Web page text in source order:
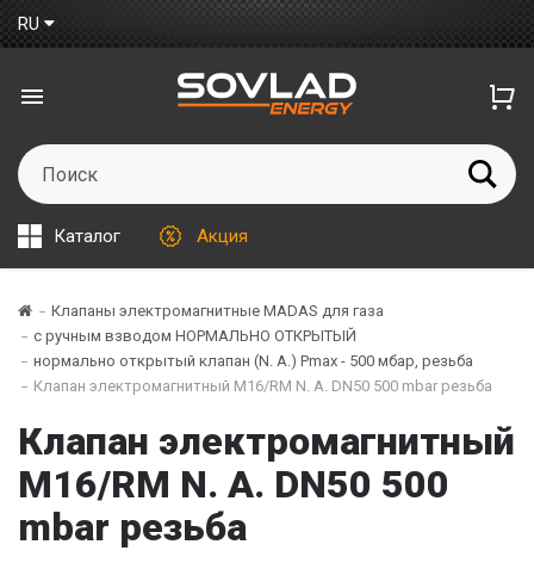
RU
Каталог Акция
Клапаны электромагнитные MADAS для газа
с ручным взводом НОРМАЛЬНО ОТКРЫТЫЙ
нормально открытый клапан (N. A.) Рmax - 500 мбар, резьба
Клапан электромагнитный M16/RM N. A. DN50 500 mbar резьба
Клапан электромагнитный
M16/RM N. A. DN50 500
mbar резьба